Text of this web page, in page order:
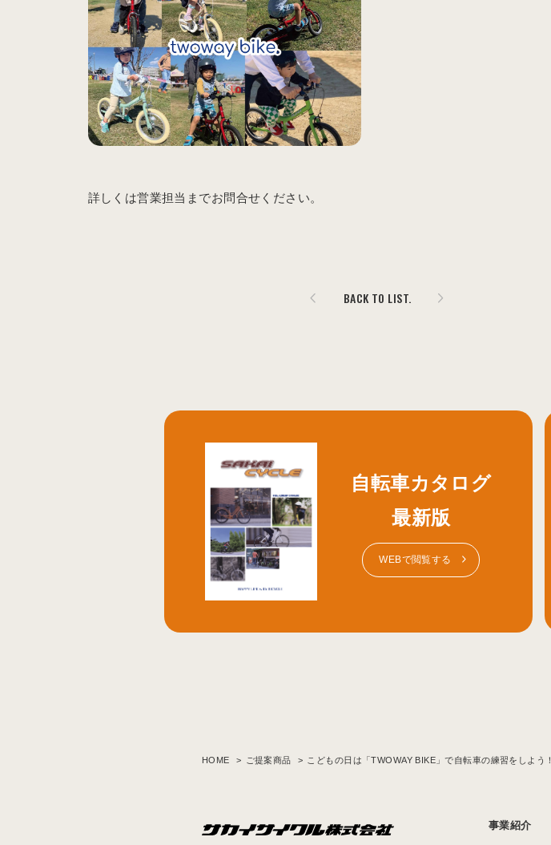
詳しくは営業担当までお問合せください。
BACK TO LIST.
自転車カタログ
最新版
WEBで閲覧する
HOME ご提案商品 こどもの日は「TWOWAY BIKE」で自転車の練習をしよう！
事業紹介